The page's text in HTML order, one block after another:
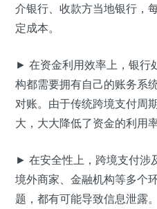
介银行、收款方当地银行，
定成本。
► 在资金利用效率上，银行
构都需要拥有自己的账务系
对账。由于传统跨境支付周
大，大大降低了资金的利用率
► 在安全性上，跨境支付涉
境外商家、金融机构等多个
题，都有可能导致信息泄露。